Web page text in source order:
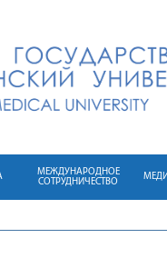
МЕЖДУНАРОДНОЕ
СОТРУДНИЧЕСТВО